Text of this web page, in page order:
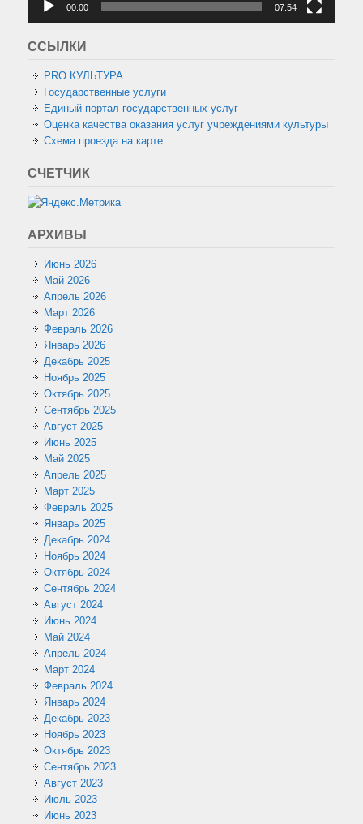
00:00 07:54
ССЫЛКИ
PRO КУЛЬТУРА
Государственные услуги
Единый портал государственных услуг
Оценка качества оказания услуг учреждениями культуры
Схема проезда на карте
СЧЕТЧИК
АРХИВЫ
Июнь 2026
Май 2026
Апрель 2026
Март 2026
Февраль 2026
Январь 2026
Декабрь 2025
Ноябрь 2025
Октябрь 2025
Сентябрь 2025
Август 2025
Июнь 2025
Май 2025
Апрель 2025
Март 2025
Февраль 2025
Январь 2025
Декабрь 2024
Ноябрь 2024
Октябрь 2024
Сентябрь 2024
Август 2024
Июнь 2024
Май 2024
Апрель 2024
Март 2024
Февраль 2024
Январь 2024
Декабрь 2023
Ноябрь 2023
Октябрь 2023
Сентябрь 2023
Август 2023
Июль 2023
Июнь 2023